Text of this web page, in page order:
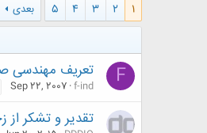
1
2
3
4
5
بعدی
F تعریف مهندسی
f-ind
Sep 22, 2007
تقدير و تشكر از